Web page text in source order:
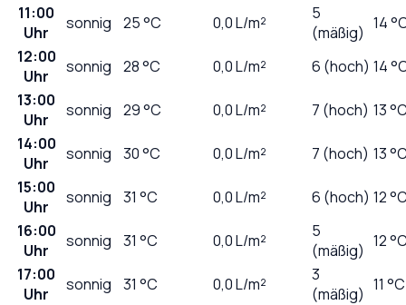
11:00
Uhr
sonnig 25°C 0,0L/m²
5
(mäßig) 14
12:00
Uhr
sonnig 28°C 0,0L/m² 6 (hoch) 14
13:00
Uhr
sonnig 29°C 0,0L/m² 7 (hoch) 13
14:00
Uhr
sonnig 30°C 0,0L/m² 7 (hoch) 13
15:00
Uhr
sonnig 31 °C 0,0L/m² 6 (hoch) 12
16:00
Uhr
sonnig 31 °C 0,0L/m²
5
(mäßig) 12
17:00
Uhr
sonnig 31 °C 0,0L/m²
3
(mäßig) 11 °C